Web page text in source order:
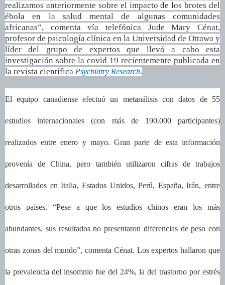
realizamos anteriormente sobre el impacto de los brotes del
ébola en la salud mental de algunas comunidades
africanas”, comenta vía telefónica Jude Mary Cénat,
profesor de psicología clínica en la Universidad de Ottawa y
líder del grupo de expertos que llevó a cabo esta
investigación sobre la covid 19 recientemente publicada en
la revista científica Psychiatry Research.
El equipo canadiense efectuó un metanálisis con datos de 55
estudios internacionales (con más de 190.000 participantes)
realizados entre enero y mayo. Gran parte de esta información
provenía de China, pero también utilizaron cifras de trabajos
desarrollados en Italia, Estados Unidos, Perú, España, Irán, entre
otros países. “Pese a que los estudios chinos eran los más
abundantes, sus resultados no presentaron diferencias de peso con
otras zonas del mundo”, comenta Cénat. Los expertos hallaron que
la prevalencia del insomnio fue del 24%, la del trastorno por estrés